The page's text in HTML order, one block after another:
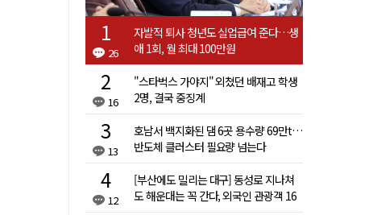
26
자발적 퇴사 청년도 실업급여 준다…생
애 1회, 월 최대 100만원
16
"스타벅스 가야지" 외쳤던 배재고 학생
2명, 결국 중징계
13
호남서 백지화된 댐 6곳 용수량 69만t…
반도체 클러스터 필요량 넘는다
12
[부산에도 밀리는 대구] 동성로 지나쳐
도 해운대는 꼭 간다, 외국인 관광객 16